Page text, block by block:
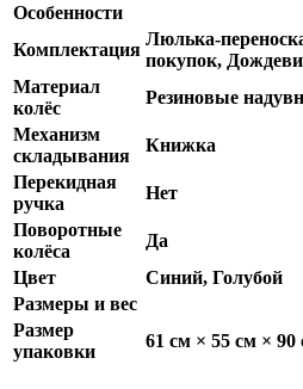
Особенности
Комплектация
Люлька-
покупок,
Материал
колёс
Резиновые
Механизм
складывания
Книжка
Перекидная
ручка
Нет
Поворотные
колёса
Да
Цвет
Синий, Голубой
Размеры и вес
Размер
упаковки
61 см × 55 см × 90